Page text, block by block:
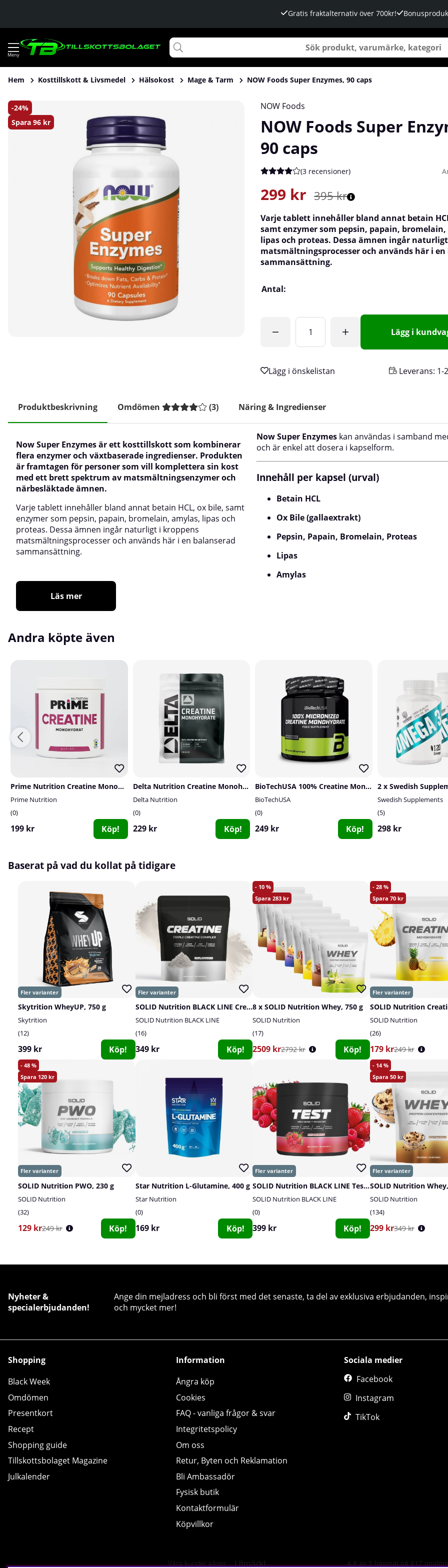
Gratis fraktalternativ över 700kr!
Hem Kosttillskott & Livsmedel Hälsokost Mage & Tarm NOW Foods Super Enzymes, 90 caps
24
Spara 96 kr
Produktbilder NOW Foods Super Enzymes, 90 caps NOW Foods
NOW Foods Super
90 caps
Medelbetyg 4 av 5 Antal betyg 3
(3 recensioner)
395kr
299 kr
Varje tablett innehåller bland annat betain
samt enzymer som pepsin, papain, bromelain,
lipas och proteas. Dessa ämnen ingår
matsmältningsprocesser och används här i en
sammansättning.
Antal:
Lägg i
Leverans: 1-
Produktbeskrivning Omdömen (3) Näring & Ingredienser
Now Super Enzymes är ett kosttillskott som kombinerar
flera enzymer och växtbaserade ingredienser. Produkten
är framtagen för personer som vill komplettera sin kost
med ett brett spektrum av matsmältningsenzymer och
närbesläktade ämnen.
Varje tablett innehåller bland annat betain HCL, ox bile, samt
enzymer som pepsin, papain, bromelain, amylas, lipas och
proteas. Dessa ämnen ingår naturligt i kroppens
matsmältningsprocesser och används här i en balanserad
sammansättning.
Now Super Enzymes kan användas i samband
och är enkel att dosera i kapselform.
Innehåll per kapsel (urval)
Betain HCL
Ox Bile (gallaextrakt)
Pepsin, Papain, Bromelain, Proteas
Lipas
Amylas
Läs mer
Andra köpte även
Prime Nutrition Creatine Monohydrate, 300 g
Prime Nutrition
0
199 kr Köp!
Delta Nutrition Creatine Monohydrate, 400 g
Delta Nutrition
0
229 kr Köp!
BioTechUSA 100% Creatine Monohydrate, 300 g
BioTechUSA
0
249 kr Köp!
Swedish Supplements
5
298 kr
Baserat på vad du kollat på tidigare
Skytrition WheyUP, 750 g
Skytrition
12
399 kr Köp!
SOLID Nutrition BLACK LINE Creatine, 400 g
SOLID Nutrition BLACK LINE
16
349 kr Köp!
10
283
8 x SOLID Nutrition Whey, 750 g
SOLID Nutrition
17
2509 kr2792 kr Köp!
28
70
SOLID Nutrition
26
179 kr249 kr
48
120
SOLID Nutrition PWO, 230 g
SOLID Nutrition
32
129 kr249 kr Köp!
Star Nutrition L-Glutamine, 400 g
Star Nutrition
0
169 kr Köp!
SOLID Nutrition BLACK LINE Test, 360 g
SOLID Nutrition BLACK LINE
0
399 kr Köp!
14
50
SOLID Nutrition
SOLID Nutrition
134
299 kr349 kr
Nyheter &
specialerbjudanden!
Ange din mejladress och bli först med det senaste, ta del av exklusiva erbjudanden,
och mycket mer!
Shopping
Black Week
Omdömen
Presentkort
Recept
Shopping guide
Tillskottsbolaget Magazine
Julkalender
Information
Ångra köp
Cookies
FAQ - vanliga frågor & svar
Integritetspolicy
Om oss
Retur, Byten och Reklamation
Bli Ambassadör
Fysisk butik
Kontaktformulär
Köpvillkor
Sociala medier
Facebook
Instagram
TikTok